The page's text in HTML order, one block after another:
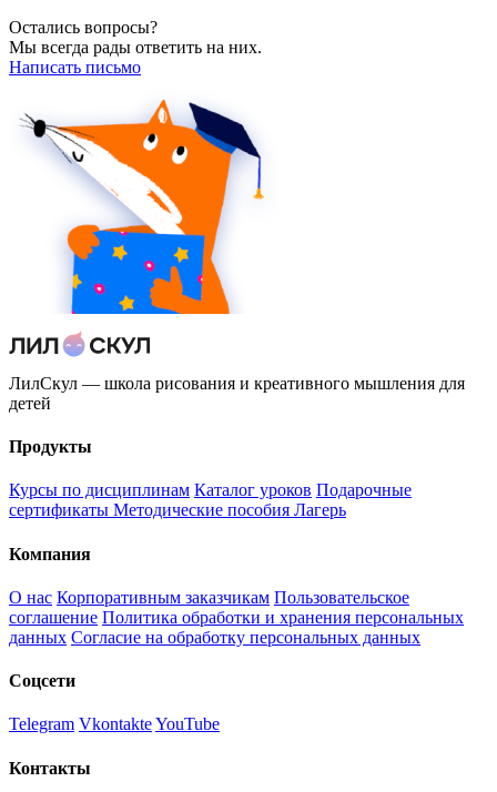
Остались вопросы?
Мы всегда рады ответить на них.
Написать письмо
ЛилСкул — школа рисования и креативного мышления для
детей
Продукты
Курсы по дисциплинам Каталог уроков Подарочные
сертификаты Методические пособия Лагерь
Компания
О нас Корпоративным заказчикам Пользовательское
соглашение Политика обработки и хранения персональных
данных Согласие на обработку персональных данных
Соцсети
Telegram VkontakteYouTube
Контакты